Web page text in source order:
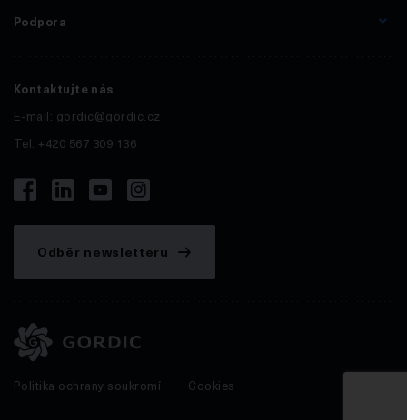
Podpora
Kontaktujte nás
E-mail: gordic@gordic.cz
Tel: +420 567 309 136
Odběr newsletteru
Politika ochrany soukromí Cookies